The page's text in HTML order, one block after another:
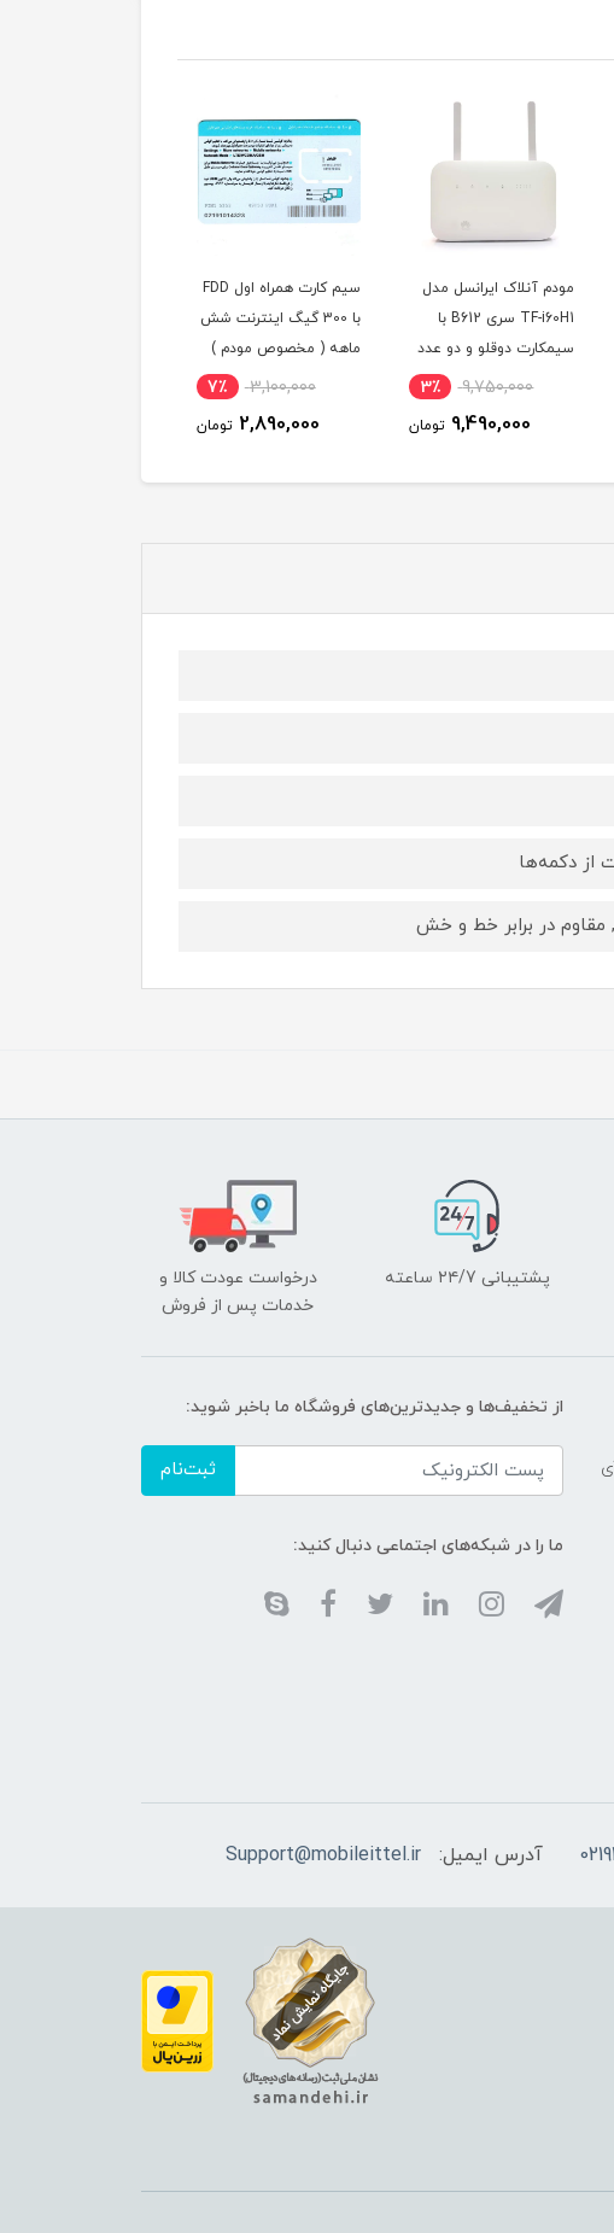
مودم آنلاک ایرانسل مدل
TF-i60H1 سری B612 با
سیمکارت دوقلو و دو عدد
آنتن اکسترنال 19 دسی بل9,750,000 3٪
9,490,000 تومان
سیم کارت همراه اول FDD
با 300 گیگ اینترنت شش
ماهه ( مخصوص مودم )
3,100,000 7٪
2,890,000 تومان
از دکمه‌ها
مقاوم در برابر خط و خش
پشتیبانی ۲۴/7 ساعته
درخواست عودت کالا و
خدمات پس از فروش
از تخفیف‌ها و جدیدترین‌های فروشگاه ما باخبر شوید:
ثبت‌نام
ما را در شبکه‌های اجتماعی دنبال کنید:
آدرس ایمیل: Support@mobileittel.ir